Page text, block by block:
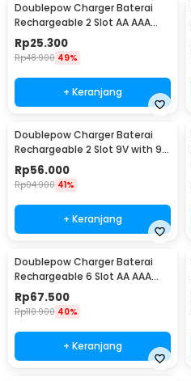
Doublepow Charger Baterai
Rechargeable 2 Slot AA AAA
with AA 2 PCS - DP-B01 800
Rp25.300
Rp48.900 49%
+ Keranjang
Doublepow Charger Baterai
Rechargeable 2 Slot 9V with 9V
1 PCS - DP-B09
Rp56.000
Rp94.900 41%
+ Keranjang
Doublepow Charger Baterai
Rechargeable 6 Slot AA AAA
with AA 6 PCS - DP-B06
Rp67.500
Rp110.900 40%
+ Keranjang